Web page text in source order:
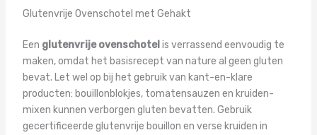
Glutenvrije Ovenschotel met Gehakt
Een glutenvrije ovenschotel is verrassend eenvoudig te
maken, omdat het basisrecept van nature al geen gluten
bevat. Let wel op bij het gebruik van kant-en-klare
producten: bouillonblokjes, tomatensauzen en kruiden-
mixen kunnen verborgen gluten bevatten. Gebruik
gecertificeerde glutenvrije bouillon en verse kruiden in